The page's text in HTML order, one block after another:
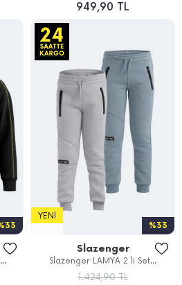
949,90 TL
%33
YENI
Slazenger
Slazenger LAMYA 2 li Set...
1.424,90 TL